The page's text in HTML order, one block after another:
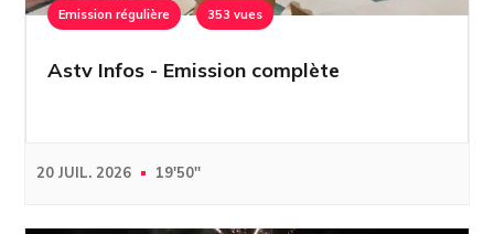
Emission régulière 353 vues
Astv Infos - Emission complète
20 JUIL. 2026 19'50''